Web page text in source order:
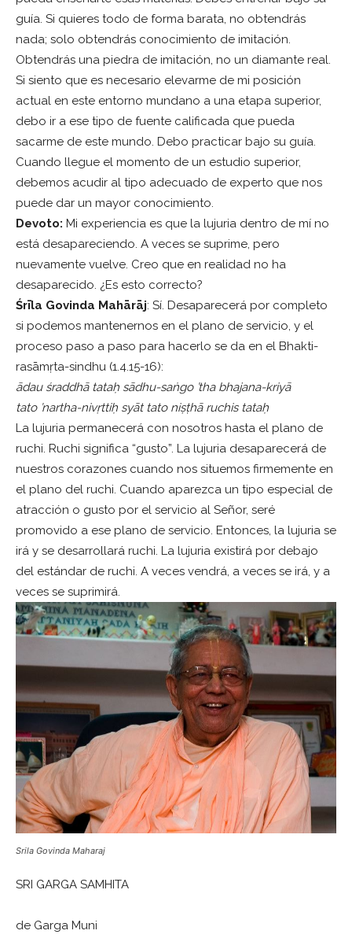
guía. Si quieres todo de forma barata, no obtendrás
nada; solo obtendrás conocimiento de imitación.
Obtendrás una piedra de imitación, no un diamante real.
Si siento que es necesario elevarme de mi posición
actual en este entorno mundano a una etapa superior,
debo ir a ese tipo de fuente calificada que pueda
sacarme de este mundo. Debo practicar bajo su guía.
Cuando llegue el momento de un estudio superior,
debemos acudir al tipo adecuado de experto que nos
puede dar un mayor conocimiento.
Devoto: Mi experiencia es que la lujuria dentro de mí no
está desapareciendo. A veces se suprime, pero
nuevamente vuelve. Creo que en realidad no ha
desaparecido. ¿Es esto correcto?
Śrīla Govinda Mahārāj: Sí. Desaparecerá por completo
si podemos mantenernos en el plano de servicio, y el
proceso paso a paso para hacerlo se da en el Bhakti-
rasāmṛta-sindhu (1.4.15-16):
ādau śraddhā tataḥ sādhu-saṅgo ’tha bhajana-kriyā
tato ’nartha-nivṛttiḥ syāt tato niṣṭhā ruchis tataḥ
La lujuria permanecerá con nosotros hasta el plano de
ruchi. Ruchi significa “gusto”. La lujuria desaparecerá de
nuestros corazones cuando nos situemos firmemente en
el plano del ruchi. Cuando aparezca un tipo especial de
atracción o gusto por el servicio al Señor, seré
promovido a ese plano de servicio. Entonces, la lujuria se
irá y se desarrollará ruchi. La lujuria existirá por debajo
del estándar de ruchi. A veces vendrá, a veces se irá, y a
veces se suprimirá.
Srila Govinda Maharaj
SRI GARGA SAMHITA
de Garga Muni